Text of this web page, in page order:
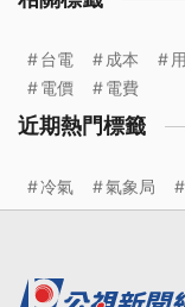
台電 成本
電價
電費
近期熱門標籤
冷氣 氣象局